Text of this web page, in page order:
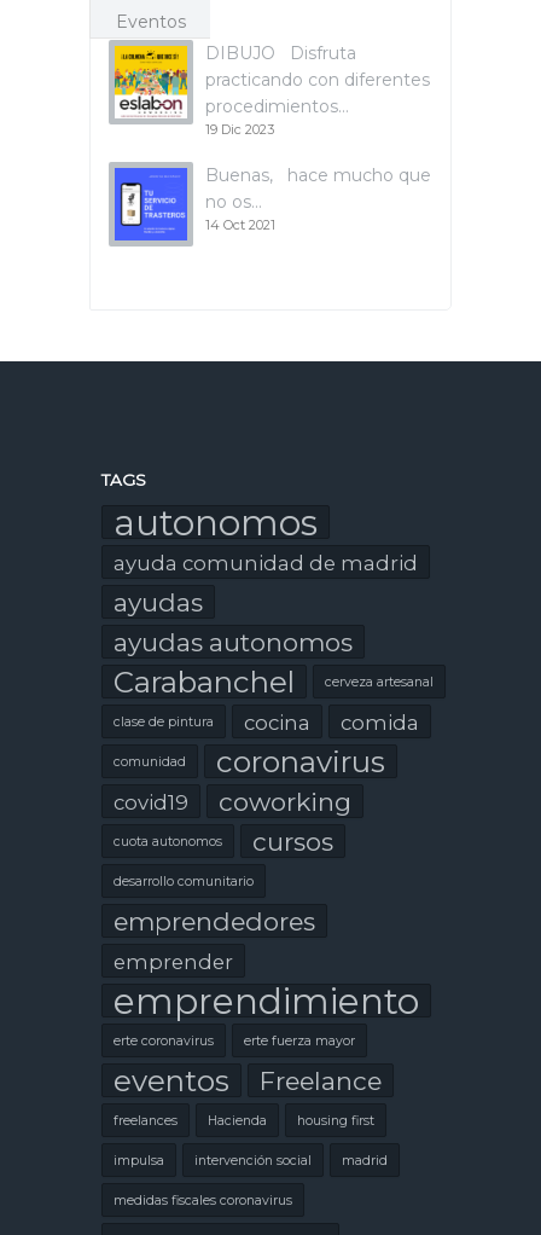
Eventos
DIBUJO Disfruta
practicando con diferentes
procedimientos…
19 Dic 2023
Buenas, hace mucho que
no os…
14 Oct 2021
TAGS
autonomos
ayuda comunidad de madrid
ayudas
ayudas autonomos
Carabanchel cerveza artesanal
clase de pintura cocina comida
comunidad coronavirus
covid19 coworking
cuota autonomos cursos
desarrollo comunitario
emprendedores
emprender
emprendimiento
erte coronavirus erte fuerza mayor
eventos Freelance
freelances Hacienda housing first
impulsa intervención social madrid
medidas fiscales coronavirus